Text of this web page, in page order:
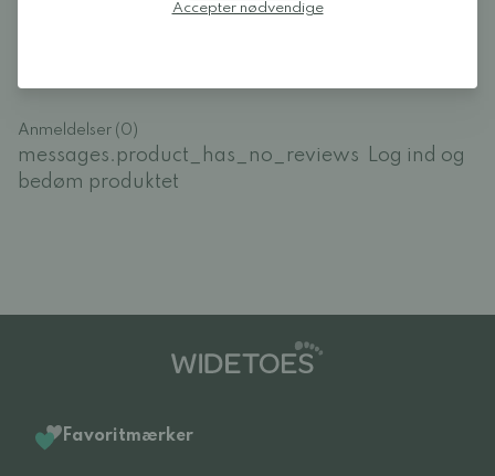
Log ind og bedøm produktet
Anmeldelser (0)
messages.product_has_no_reviews
Log ind og
bedøm produktet
Favoritmærker
Accepter nødvendige